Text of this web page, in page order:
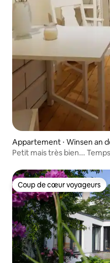
Appartement ⋅ Winsen an
Petit mais très bien...
Coup de cœur voyageurs
Coup de cœur voyageurs